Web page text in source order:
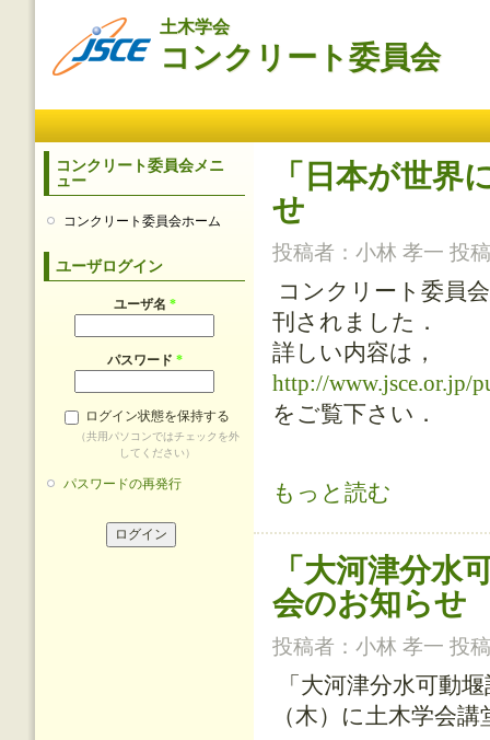
に
土木学会
コンクリート委員会
コンクリート委員会メニ
ュー
コンクリート委員会ホーム
ユーザログイン
ユーザ名 *
パスワード *
ログイン状態を保持する
（共用パソコンではチェックを外
してください）
パスワードの再発行
「日本が世界
せ
投稿者： 小林 孝一 投
コンクリート委員
刊されました．
詳しい内容は，
http://www.jsce.or.jp/
をご覧下さい．
「日本が世界に誇るコンクリート技
もっと読む
「大河津分水
会のお知らせ
投稿者： 小林 孝一 投
「大河津分水可動
（木）に土木学会